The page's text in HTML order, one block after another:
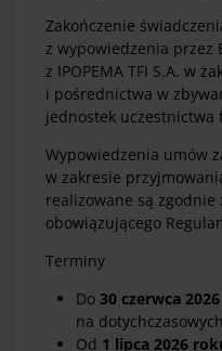
Zakończenie
z wypowiedzenia przez
z IPOPEMA TFI S.A. w
i pośrednictwa w
jednostek uczestnictwa
Wypowiedzenia umów
w zakresie
realizowane są
obowiązującego
Terminy
Do 30 czerwca
na
Od 1 lipca 2026